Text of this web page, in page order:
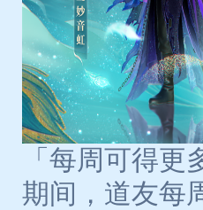
「每周可得
期间，道友每